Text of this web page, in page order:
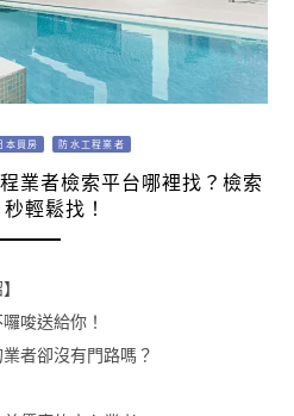
本買房 防水工程業者
業者檢索平台哪裡找？檢索
輕鬆找！
唆送給你！
者卻沒有門路嗎？